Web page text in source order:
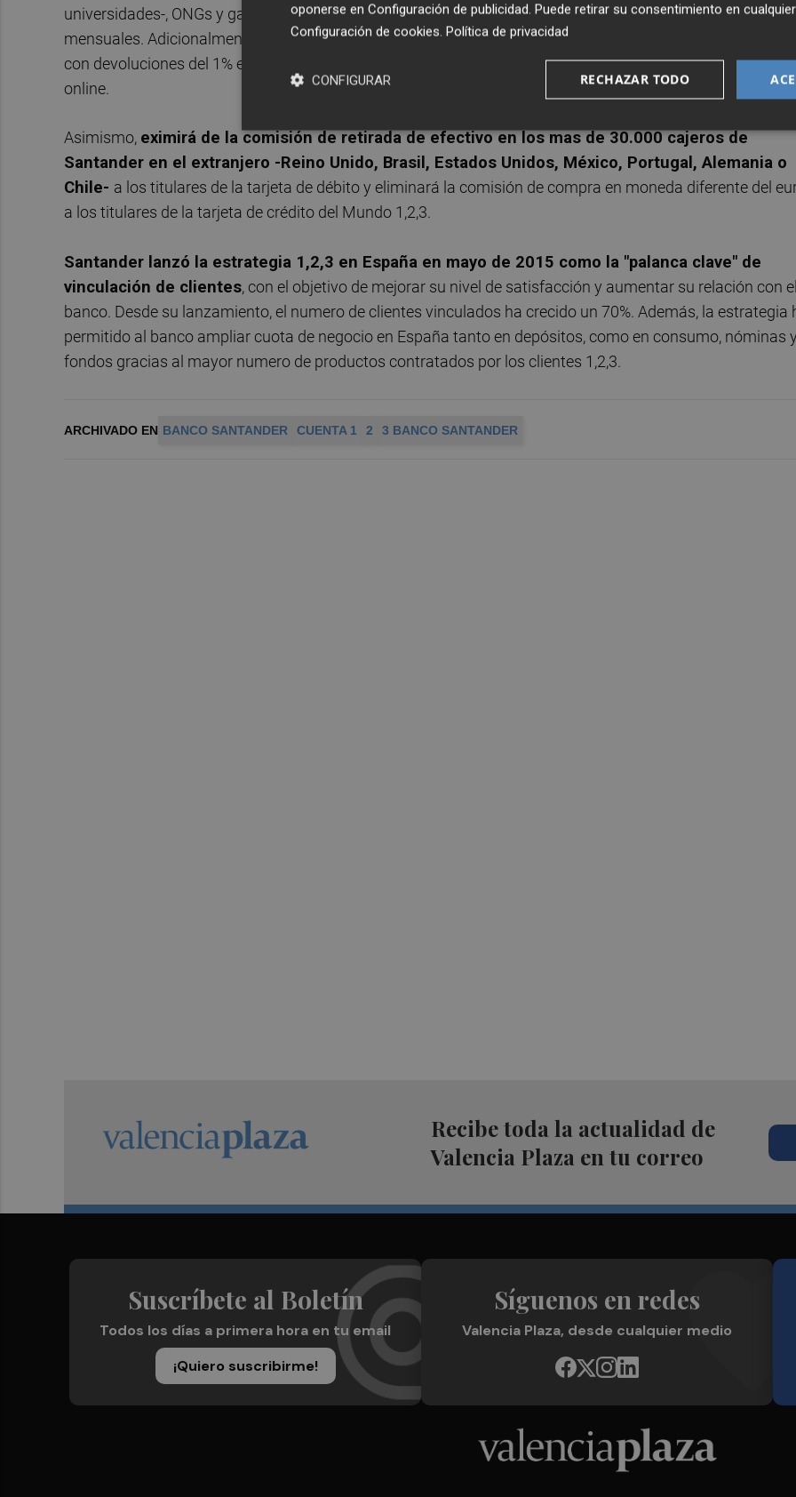
universidades-, ONGs y gastos en impuestos locales y seguros sociales, con un máximo de 110 euros
mensuales. Adicionalmente, el banco cántabro ha incluido nuevas bonificaciones en la tarjeta 'Mi Otra
con devoluciones del 1% en compras en supermercados, del 2% en gasolineras y del 3% para las compras
online.
Asimismo, eximirá de la comisión de retirada de efectivo en los mas de 30.000 cajeros de
Santander en el extranjero -Reino Unido, Brasil, Estados Unidos, México, Portugal, Alemania o
Chile- a los titulares de la tarjeta de débito y eliminará la comisión de compra en moneda diferente del
a los titulares de la tarjeta de crédito del Mundo 1,2,3.
Santander lanzó la estrategia 1,2,3 en España en mayo de 2015 como la "palanca clave" de
vinculación de clientes, con el objetivo de mejorar su nivel de satisfacción y aumentar su relación con el
banco. Desde su lanzamiento, el numero de clientes vinculados ha crecido un 70%. Además, la estrategia
permitido al banco ampliar cuota de negocio en España tanto en depósitos, como en consumo, nóminas y
fondos gracias al mayor numero de productos contratados por los clientes 1,2,3.
ARCHIVADO EN BANCO SANTANDER CUENTA 1 2 3 BANCO SANTANDER
Recibe toda la actualidad de
Valencia Plaza en tu correo
Suscríbete al Boletín
Todos los días a primera hora en tu email
¡Quiero suscribirme!
Síguenos en redes
Valencia Plaza, desde cualquier medio
oponerse en Configuración de publicidad. Puede retirar su consentimiento en
Configuración de cookies. Política de privacidad
RECHAZAR TODO
CONFIGURAR